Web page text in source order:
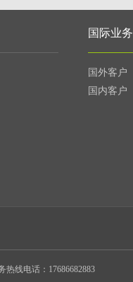
国际业务
国外客户
国内客户
热线电话：17686682883